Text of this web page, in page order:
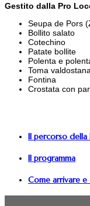
Gestito dalla Pro
Seupa de Pors
Bollito salato
Cotechino
Patate bollite
Polenta e
Toma
Fontina
Crostata con
Il percorso della
Il programma
Come arrivare